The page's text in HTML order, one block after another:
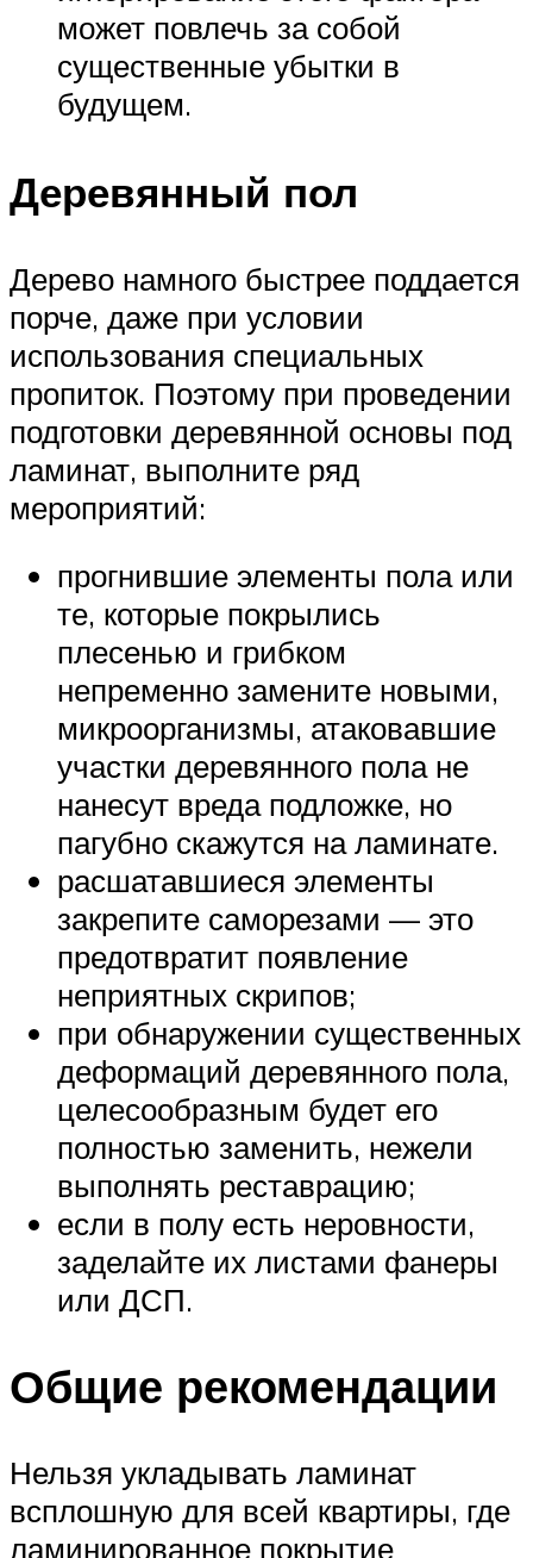
может повлечь за собой
существенные убытки в
будущем.
Деревянный пол
Дерево намного быстрее поддается
порче, даже при условии
использования специальных
пропиток. Поэтому при проведении
подготовки деревянной основы под
ламинат, выполните ряд
мероприятий:
прогнившие элементы пола или
те, которые покрылись
плесенью и грибком
непременно замените новыми,
микроорганизмы, атаковавшие
участки деревянного пола не
нанесут вреда подложке, но
пагубно скажутся на ламинате.
расшатавшиеся элементы
закрепите саморезами — это
предотвратит появление
неприятных скрипов;
при обнаружении существенных
деформаций деревянного пола,
целесообразным будет его
полностью заменить, нежели
выполнять реставрацию;
если в полу есть неровности,
заделайте их листами фанеры
или ДСП.
Общие рекомендации
Нельзя укладывать ламинат
всплошную для всей квартиры, где
ламинированное покрытие